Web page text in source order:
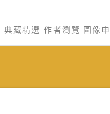
典藏精選 作者瀏覽 圖像